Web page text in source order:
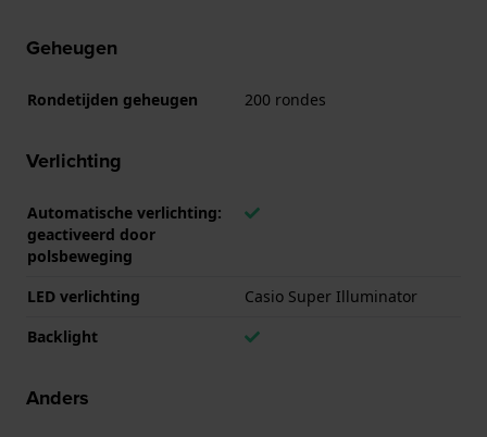
Geheugen
Rondetijden geheugen 200 rondes
Verlichting
Automatische verlichting:
geactiveerd door
polsbeweging
LED verlichting
Casio Super Illuminator
Backlight
Anders